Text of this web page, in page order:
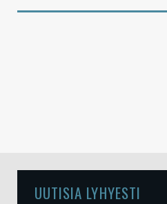
UUTISIA LYHYESTI